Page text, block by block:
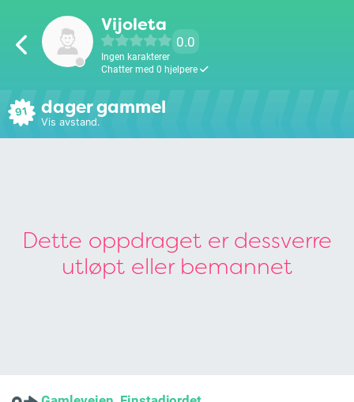
Vijoleta
0.0
Ingen karakterer
Chatter med 0 hjelpere
91 dager gammel
Vis avstand.
Dette oppdraget er dessverre
utløpt eller bemannet